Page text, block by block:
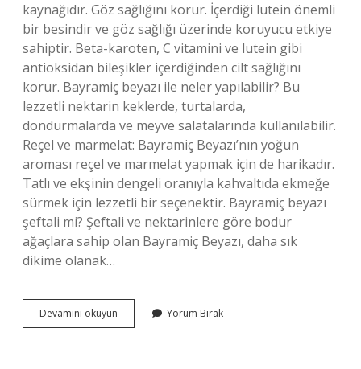
kaynağıdır. Göz sağlığını korur. İçerdiği lutein önemli
bir besindir ve göz sağlığı üzerinde koruyucu etkiye
sahiptir. Beta-karoten, C vitamini ve lutein gibi
antioksidan bileşikler içerdiğinden cilt sağlığını
korur. Bayramiç beyazı ile neler yapılabilir? Bu
lezzetli nektarin keklerde, turtalarda,
dondurmalarda ve meyve salatalarında kullanılabilir.
Reçel ve marmelat: Bayramiç Beyazı’nın yoğun
aroması reçel ve marmelat yapmak için de harikadır.
Tatlı ve ekşinin dengeli oranıyla kahvaltıda ekmeğe
sürmek için lezzetli bir seçenektir. Bayramiç beyazı
şeftali mi? Şeftali ve nektarinlere göre bodur
ağaçlara sahip olan Bayramiç Beyazı, daha sık
dikime olanak…
Devamını okuyun Bayramiç
Beyaz
Yorum Bırak